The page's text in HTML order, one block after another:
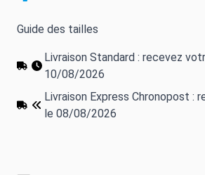
Guide des tailles
Livraison Standard : recevez
10/08/2026
Livraison Express Chronopost :
le 08/08/2026